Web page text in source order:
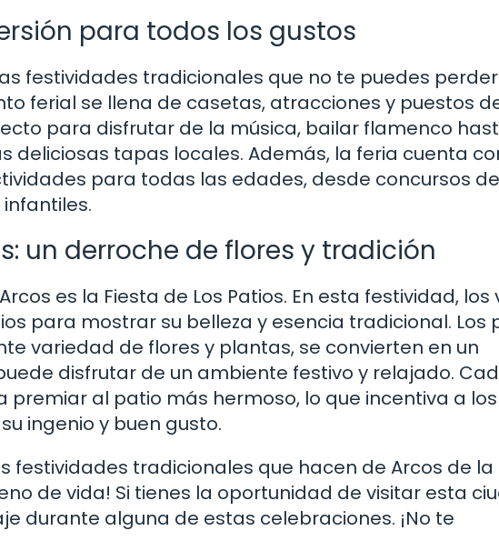
para todos los gustos
festividades tradicionales que no te puedes
ferial se llena de casetas, atracciones y puestos
para disfrutar de la música, bailar flamenco
deliciosas tapas locales. Además, la feria cuenta
para todas las edades, desde concursos de
un derroche de flores y tradición
es la Fiesta de Los Patios. En esta festividad, los
para mostrar su belleza y esencia tradicional. Los
variedad de flores y plantas, se convierten en un
disfrutar de un ambiente festivo y relajado.
premiar al patio más hermoso, lo que incentiva a los
ingenio y buen gusto.
festividades tradicionales que hacen de Arcos de la
de vida! Si tienes la oportunidad de visitar esta
durante alguna de estas celebraciones. ¡No te